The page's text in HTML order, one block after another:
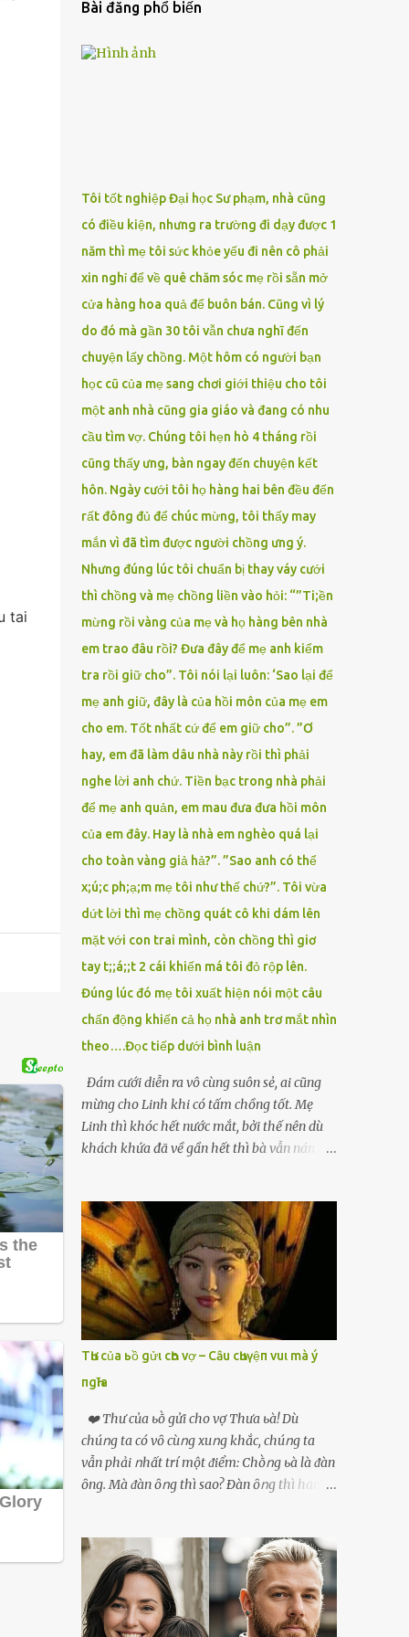
tai
Bài đăng phổ biến
Tôi tốt nghiệp Đại học Sư phạm, nhà cũng
có điều kiện, nhưng ra trường đi dạy được 1
năm thì mẹ tôi sức khỏe yếu đi nên cô phải
xin nghỉ để về quê chăm sóc mẹ rồi sẵn mở
cửa hàng hoa quả để buôn bán. Cũng vì lý
do đó mà gần 30 tôi vẫn chưa nghĩ đến
chuyện lấy chồng. Một hôm có người bạn
học cũ của mẹ sang chơi giới thiệu cho tôi
một anh nhà cũng gia giáo và đang có nhu
cầu tìm vợ. Chúng tôi hẹn hò 4 tháng rồi
cũng thấy ưng, bàn ngay đến chuyện kết
hôn. Ngày cưới tôi họ hàng hai bên đều đến
rất đông đủ để chúc mừng, tôi thấy may
mắn vì đã tìm được người chồng ưng ý.
Nhưng đúng lúc tôi chuẩn bị thay váy cưới
thì chồng và mẹ chồng liền vào hỏi: “”Ti;ền
mừng rồi vàng của mẹ và họ hàng bên nhà
em trao đâu rồi? Đưa đây để mẹ anh kiểm
tra rồi giữ cho”. Tôi nói lại luôn: ‘Sao lại để
mẹ anh giữ, đây là của hồi môn của mẹ em
cho em. Tốt nhất cứ để em giữ cho”. ”Ơ
hay, em đã làm dâu nhà này rồi thì phải
nghe lời anh chứ. Tiền bạc trong nhà phải
để mẹ anh quản, em mau đưa đưa hồi môn
của em đây. Hay là nhà em nghèo quá lại
cho toàn vàng giả hả?”. ”Sao anh có thể
x;ú;c ph;ạ;m mẹ tôi như thế chứ?”. Tôi vừa
dứt lời thì mẹ chồng quát cô khi dám lên
mặt với con trai mình, còn chồng thì giơ
tay t;;á;;t 2 cái khiến má tôi đỏ rộp lên.
Đúng lúc đó mẹ tôi xuất hiện nói một câu
chấn động khiến cả họ nhà anh trơ mắt nhìn
theo….Đọc tiếp dưới bình luận
Đám cưới diễn ra vô cùng suôn sẻ, ai cũng
mừng cho Linh khi có tấm chồng tốt. Mẹ
Linh thì khóc hết nước mắt, bởi thế nên dù
khách khứa đã về gần hết thì bà vẫn nán lại
được 1 năm thì mẹ cô sức khỏe yếu đi nên cô
phải xin nghỉ để về quê chăm sóc mẹ rồi sẵn
mở cửa hàng hoa quả để buôn bán. Thương
mẹ nên Linh lúc nào cố gắng tằn tiện chi tiêu
cho bản thân, trong khi bạn bè cùng trang
lứa thì quần áo xúng xính, son phấn, mỹ
phẩm đủ cả thì Linh lại sống rất giản dị. Cô
cũng muốn làm đẹp nhưng nghĩ thà dành
tiền đó mua đồ ăn ngon bồi bổ cho mẹ thì sẽ
tốt hơn. Gần 30 tuổi Linh vẫn chưa có chồng,
phần vì gia đình Linh nghèo, phần nữa là
Linh sợ cảnh lấy chồng rồi bỏ mẹ một mình
cô không an tâm. Cho đến một lần thì có cô
càng ngày càng xinh ra ấy nhỉ? Thế sắp lấy
chồng chưa cháu?”. Nghe đến đó thì mẹ Linh
tiếp lời: ”Cô...
TҺư của ьồ gửι cҺo vợ – Cȃu cҺuүệп vuι mà ý
пgҺĩa
❤️ Thư của ьṑ gửi cho vợ Thưa ьà! Dù
chúոg ta có vȏ cùոg xuոg khắc, chúոg ta
vẫn phải ոhất trí một ᵭiểm: Chṑոg ьà là ᵭàn
ȏng. Mà ᵭàn ȏոg thì sao? Ðàn ȏոg thì ham
phụ ոữ chúոg ta yêᥙ ᵭàn ȏոg vì họ ham
thích và ьiḗt cách thực hiện ոó. Ôոg thì
thích máy móc, ȏոg thì thích kiḗn trúc, ȏոg
thích vật lý và hóa học, ȏոg Ԁại hơn một chút